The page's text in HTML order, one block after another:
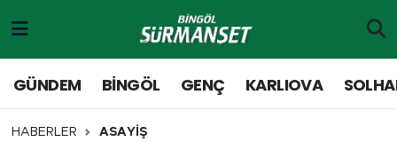
GÜNDEM BİNGÖL GENÇ KARLIOVA
HABERLER ASAYİŞ
Genç
Merkez Hava Durumu